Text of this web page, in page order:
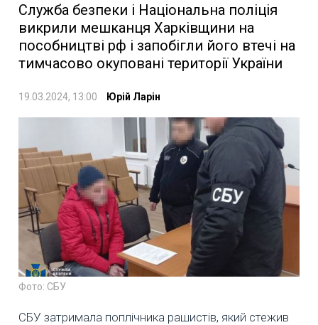
Служба безпеки і Національна поліція
викрили мешканця Харківщини на
пособництві рф і запобігли його втечі на
тимчасово окуповані території України
19.03.2024, 13:00 Юрій Ларін
Фото: СБУ
СБУ затримала поплічника рашистів, який стежив